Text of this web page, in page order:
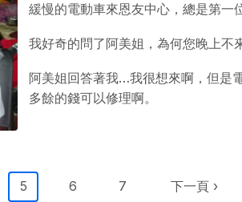
緩慢的電動車來恩友中心，總是第一
我好奇的問了阿美姐，為何您晚上不
阿美姐回答著我…我很想來啊，但是
多餘的錢可以修理啊。
目前頁面
5 Page
6 Page
7 下一頁
下一頁 ›